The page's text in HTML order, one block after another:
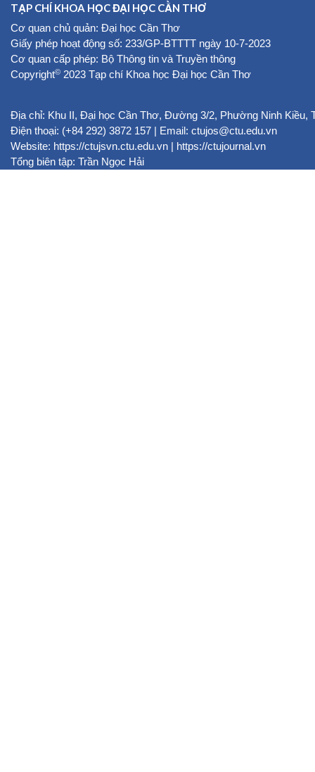
TẠP CHÍ KHOA HỌC ĐẠI HỌC CẦN THƠ
Cơ quan chủ quản: Đại học Cần Thơ
Giấy phép hoạt động số: 233/GP-BTTTT ngày 10-7-2023
Cơ quan cấp phép: Bộ Thông tin và Truyền thông
Copyright© 2023 Tạp chí Khoa học Đại học Cần Thơ
Địa chỉ: Khu II, Đại học Cần Thơ, Đường 3/2, Phường Ninh Kiều,
Điện thoại: (+84 292) 3872 157 | Email: ctujos@ctu.edu.vn
Website: https://ctujsvn.ctu.edu.vn | https://ctujournal.vn
Tổng biên tập: Trần Ngọc Hải